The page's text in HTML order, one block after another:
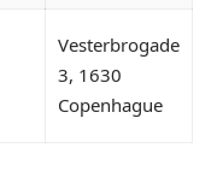
Vesterbrogade
3, 1630
Copenhague